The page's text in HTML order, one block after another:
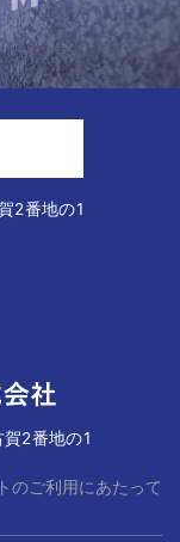
2番地の1
2番地の1
のご利用にあたって